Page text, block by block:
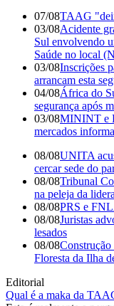
07/08TAAG
03/08Acidente
Sul envolvendo
Saúde no local
03/08Inscrições
arrancam esta
04/08África do
segurança após
03/08MININT e
mercados
08/08UNITA
cercar sede do
08/08Tribunal
na peleja da
08/08PRS e
08/08Juristas
lesados
08/08
Floresta da Ilha
Editorial
Qual é a maka da